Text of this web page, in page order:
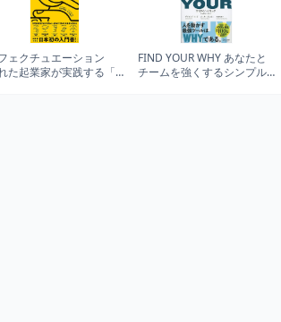
ェクチュエーション
た起業家が実践する「5
FIND YOUR WHY あなたと
チームを強くするシンプル